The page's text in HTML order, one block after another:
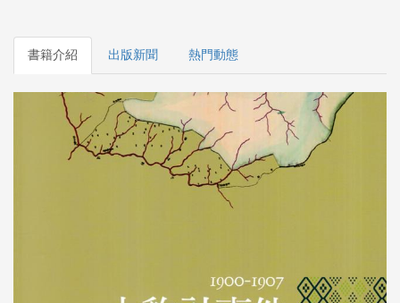
書籍介紹 出版新聞 熱門動態